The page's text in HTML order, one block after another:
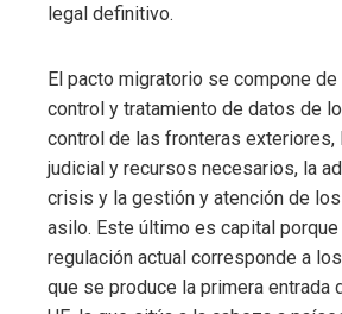
legal definitivo.
El pacto migratorio se compone
control y tratamiento de datos de
control de las fronteras exteriores,
judicial y recursos necesarios, la
crisis y la gestión y atención de
asilo. Este último es capital
regulación actual corresponde a
que se produce la primera entrada